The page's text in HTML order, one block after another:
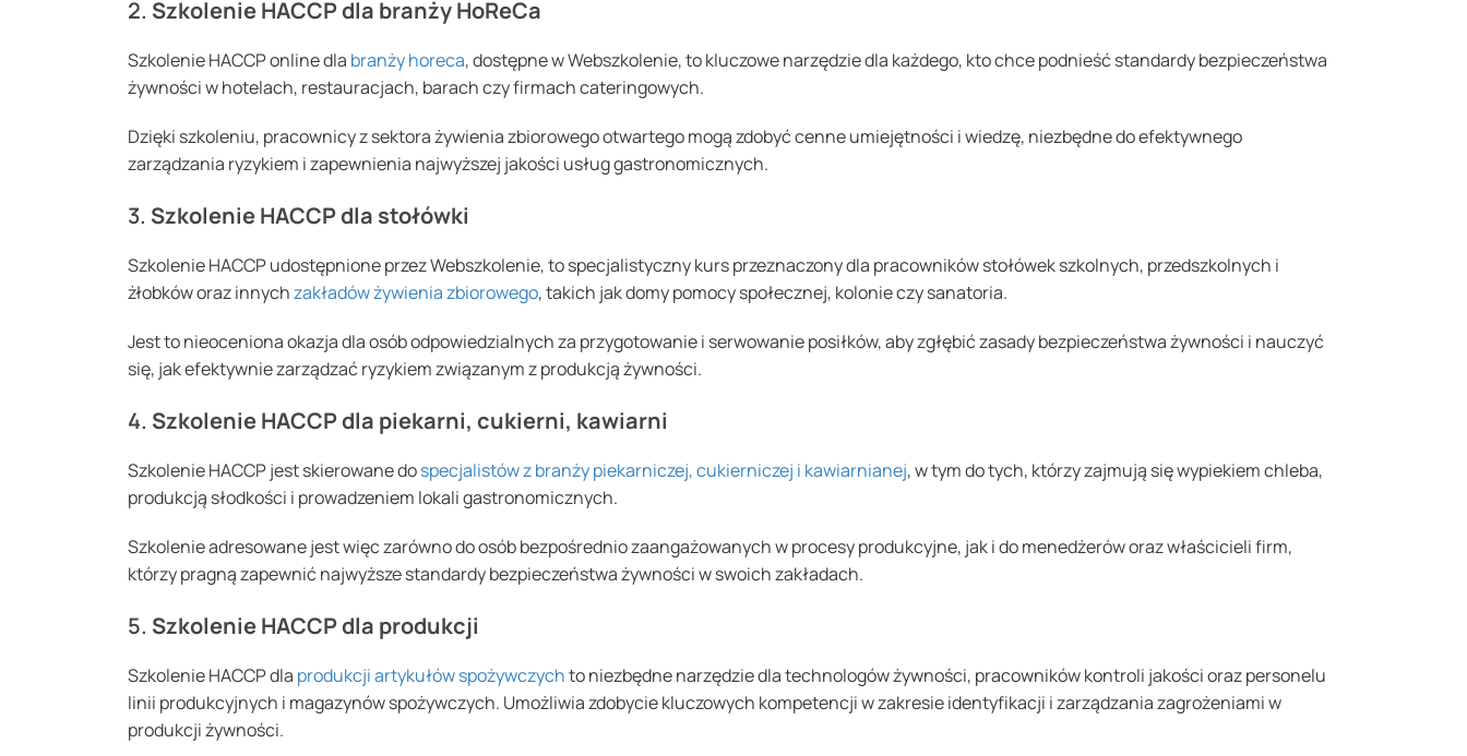
2. Szkolenie HACCP dla branży HoReCa
Szkolenie HACCP online dla branży horeca, dostępne w Webszkolenie, to kluczowe narzędzie dla każdego, kto chce podnieść standardy bezpieczeństwa
żywności w hotelach, restauracjach, barach czy firmach cateringowych.
Dzięki szkoleniu, pracownicy z sektora żywienia zbiorowego otwartego mogą zdobyć cenne umiejętności i wiedzę, niezbędne do efektywnego
zarządzania ryzykiem i zapewnienia najwyższej jakości usług gastronomicznych.
3. Szkolenie HACCP dla stołówki
Szkolenie HACCP udostępnione przez Webszkolenie, to specjalistyczny kurs przeznaczony dla pracowników stołówek szkolnych, przedszkolnych i
żłobków oraz innychzakładów żywienia zbiorowego, takich jak domy pomocy społecznej, kolonie czy sanatoria.
Jest to nieoceniona okazja dla osób odpowiedzialnych za przygotowanie i serwowanie posiłków, aby zgłębić zasady bezpieczeństwa żywności i nauczyć
się, jak efektywnie zarządzać ryzykiem związanym z produkcją żywności.
4. Szkolenie HACCP dla piekarni, cukierni, kawiarni
Szkolenie HACCP jest skierowane dospecjalistów z branży piekarniczej, cukierniczej i kawiarnianej, w tym do tych, którzy zajmują się wypiekiem chleba,
produkcją słodkości i prowadzeniem lokali gastronomicznych.
Szkolenie adresowane jest więc zarówno do osób bezpośrednio zaangażowanych w procesy produkcyjne, jak i do menedżerów oraz właścicieli firm,
którzy pragną zapewnić najwyższe standardy bezpieczeństwa żywności w swoich zakładach.
5. Szkolenie HACCP dla produkcji
Szkolenie HACCP dla produkcji artykułów spożywczychto niezbędne narzędzie dla technologów żywności, pracowników kontroli jakości oraz personelu
linii produkcyjnych i magazynów spożywczych. Umożliwia zdobycie kluczowych kompetencji w zakresie identyfikacji i zarządzania zagrożeniami w
produkcji żywności.